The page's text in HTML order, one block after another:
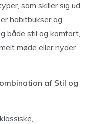
som skiller sig ud
habitbukser og
både stil og komfort,
møde eller nyder
af Stil og